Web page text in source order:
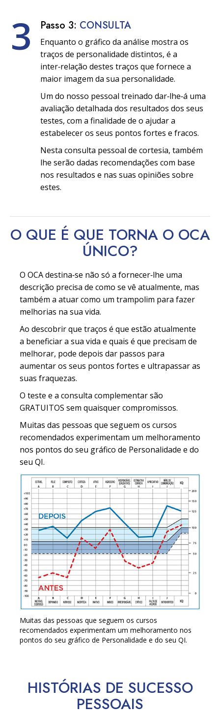
3 Passo 3: CONSULTA
Enquanto o gráfico da análise mostra os
traços de personalidade distintos, é a
inter‑relação destes traços que fornece a
maior imagem da sua personalidade.
Um do nosso pessoal treinado dar‑lhe‑á uma
avaliação detalhada dos resultados dos seus
testes, com a finalidade de o ajudar a
estabelecer os seus pontos fortes e fracos.
Nesta consulta pessoal de cortesia, também
lhe serão dadas recomendações com base
nos resultados e nas suas opiniões sobre
estes.
O QUE É QUE TORNA O OCA
ÚNICO?
O OCA destina‑se não só a fornecer‑lhe uma
descrição precisa de como se vê atualmente, mas
também a atuar como um trampolim para fazer
melhorias na sua vida.
Ao descobrir que traços é que estão atualmente
a beneficiar a sua vida e quais é que precisam de
melhorar, pode depois dar passos para
aumentar os seus pontos fortes e ultrapassar as
suas fraquezas.
O teste e a consulta complementar são
GRATUITOS sem quaisquer compromissos.
Muitas das pessoas que seguem os cursos
recomendados experimentam um melhoramento
nos pontos do seu gráfico de Personalidade e do
seu QI.
Muitas das pessoas que seguem os cursos
recomendados experimentam um melhoramento nos
pontos do seu gráfico de Personalidade e do seu QI.
HISTÓRIAS DE SUCESSO
PESSOAIS